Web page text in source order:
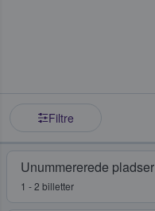
Filtre
Unummererede pladser
1 - 2 billetter